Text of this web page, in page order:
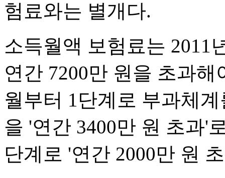
험료와는 별개다.
소득월액 보험료는 2011
연간 7200만 원을 초과
월부터 1단계로 부과체
을 '연간 3400만 원 초과'
단계로 '연간 2000만 원